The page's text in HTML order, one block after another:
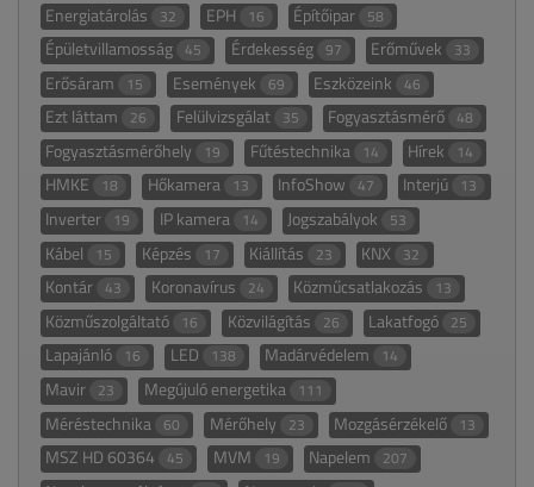
Energiatárolás 32 EPH 16 Építőipar 58
Épületvillamosság 45 Érdekesség 97 Erőművek 33
Erősáram 15 Események 69 Eszközeink 46
Ezt láttam 26 Felülvizsgálat 35 Fogyasztásmérő 48
Fogyasztásmérőhely 19 Fűtéstechnika 14 Hírek 14
HMKE 18 Hőkamera 13 InfoShow 47 Interjú 13
Inverter 19 IP kamera 14 Jogszabályok 53
Kábel 15 Képzés 17 Kiállítás 23 KNX 32
Kontár 43 Koronavírus 24 Közműcsatlakozás 13
Közműszolgáltató 16 Közvilágítás 26 Lakatfogó 25
Lapajánló 16 LED 138 Madárvédelem 14
Mavir 23 Megújuló energetika 111
Méréstechnika 60 Mérőhely 23 Mozgásérzékelő 13
MSZ HD 60364 45 MVM 19 Napelem 207